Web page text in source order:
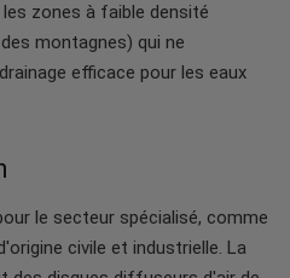
zones à faible densité
montagnes) qui ne
efficace pour les eaux
le secteur spécialisé, comme
civile et industrielle. La